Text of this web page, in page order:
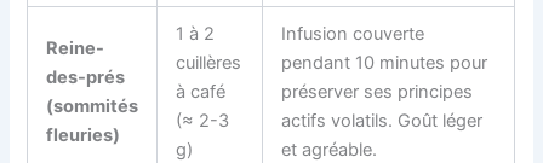
Reine-
des-prés
(sommités
fleuries)
1 à 2
cuillères
à café
(≈ 2-3
g)
Infusion couverte
pendant 10 minutes pour
préserver ses principes
actifs volatils. Goût léger
et agréable.